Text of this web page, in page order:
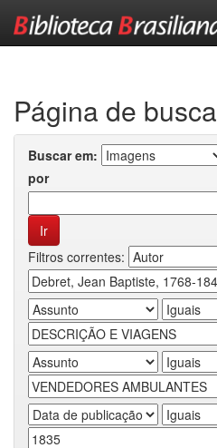
Página de busca
Buscar em:
por
Filtros correntes: